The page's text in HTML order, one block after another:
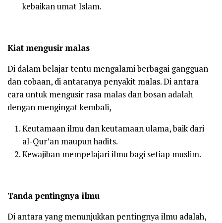
kebaikan umat Islam.
Kiat mengusir malas
Di dalam belajar tentu mengalami berbagai gangguan
dan cobaan, di antaranya penyakit malas. Di antara
cara untuk mengusir rasa malas dan bosan adalah
dengan mengingat kembali,
Keutamaan ilmu dan keutamaan ulama, baik dari
al-Qur’an maupun hadits.
Kewajiban mempelajari ilmu bagi setiap muslim.
Tanda pentingnya ilmu
Di antara yang menunjukkan pentingnya ilmu adalah,